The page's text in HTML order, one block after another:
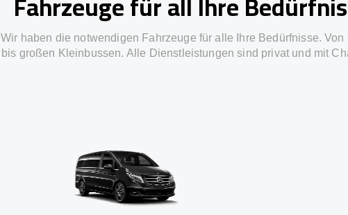
Wir haben die notwendigen Fahrzeuge für alle Ihre Bedürfnisse. Von
bis großen Kleinbussen. Alle Dienstleistungen sind privat und mit